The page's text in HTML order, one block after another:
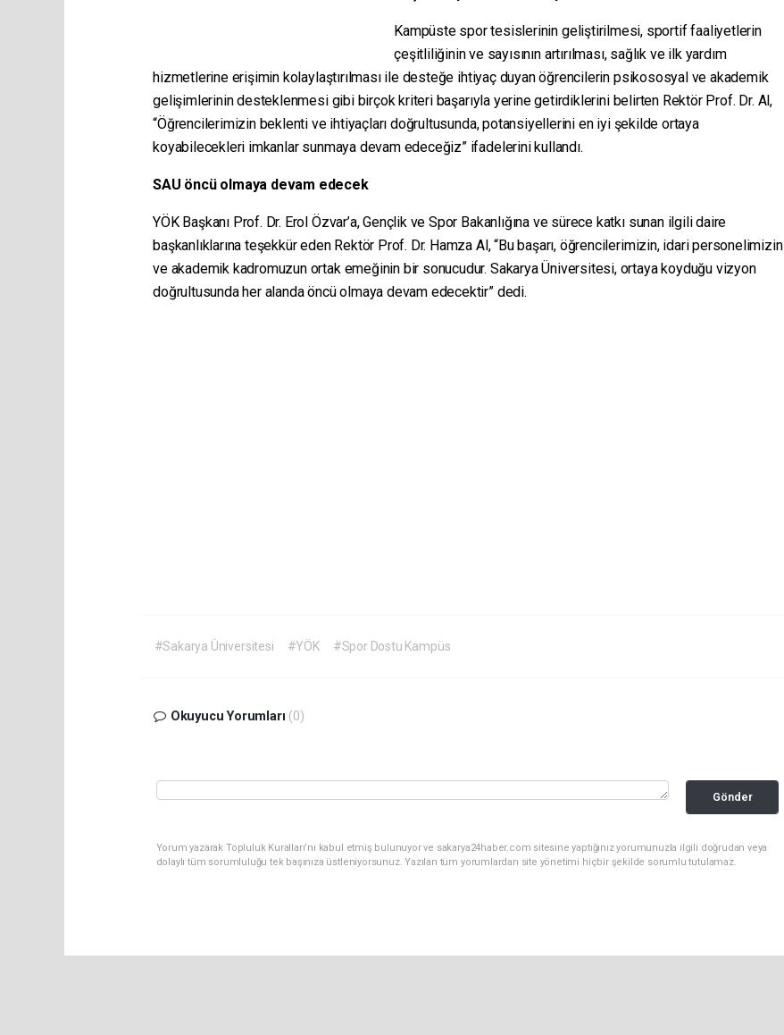
Kampüste spor tesislerinin geliştirilmesi, sportif faaliyetlerin
çeşitliliğinin ve sayısının artırılması, sağlık ve ilk yardım
hizmetlerine erişimin kolaylaştırılması ile desteğe ihtiyaç duyan öğrencilerin psikososyal ve akademik
gelişimlerinin desteklenmesi gibi birçok kriteri başarıyla yerine getirdiklerini belirten Rektör Prof. Dr. Al,
“Öğrencilerimizin beklenti ve ihtiyaçları doğrultusunda, potansiyellerini en iyi şekilde ortaya
koyabilecekleri imkanlar sunmaya devam edeceğiz” ifadelerini kullandı.
SAU öncü olmaya devam edecek
YÖK Başkanı Prof. Dr. Erol Özvar’a, Gençlik ve Spor Bakanlığına ve sürece katkı sunan ilgili daire
başkanlıklarına teşekkür eden Rektör Prof. Dr. Hamza Al, “Bu başarı, öğrencilerimizin, idari personelimizin
ve akademik kadromuzun ortak emeğinin bir sonucudur. Sakarya Üniversitesi, ortaya koyduğu vizyon
doğrultusunda her alanda öncü olmaya devam edecektir” dedi.
#Sakarya Üniversitesi #YÖK #Spor Dostu Kampüs
Okuyucu Yorumları (0)
Gönder
Yorum yazarak Topluluk Kuralları’nı kabul etmiş bulunuyor ve sakarya24haber.com sitesine yaptığınız yorumunuzla ilgili doğrudan veya
dolaylı tüm sorumluluğu tek başınıza üstleniyorsunuz. Yazılan tüm yorumlardan site yönetimi hiçbir şekilde sorumlu tutulamaz.